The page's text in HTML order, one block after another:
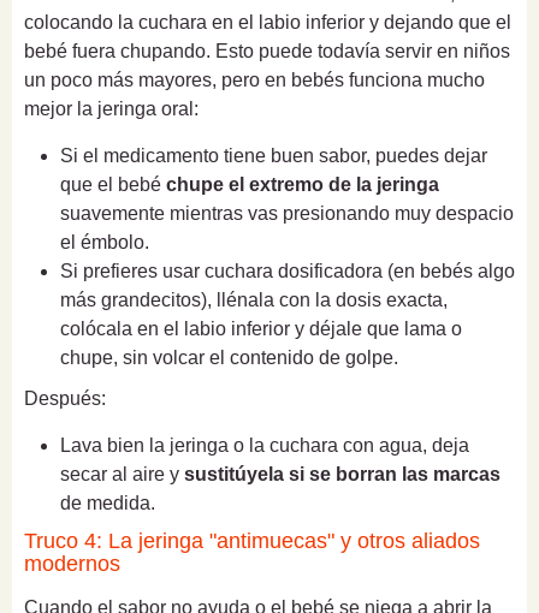
colocando la cuchara en el labio inferior y dejando que el
bebé fuera chupando. Esto puede todavía servir en niños
un poco más mayores, pero en bebés funciona mucho
mejor la jeringa oral:
Si el medicamento tiene buen sabor, puedes dejar
que el bebé chupe el extremo de la jeringa
suavemente mientras vas presionando muy despacio
el émbolo.
Si prefieres usar cuchara dosificadora (en bebés algo
más grandecitos), llénala con la dosis exacta,
colócala en el labio inferior y déjale que lama o
chupe, sin volcar el contenido de golpe.
Después:
Lava bien la jeringa o la cuchara con agua, deja
secar al aire y sustitúyela si se borran las marcas
de medida.
Truco 4: La jeringa "antimuecas" y otros aliados
modernos
Cuando el sabor no ayuda o el bebé se niega a abrir la